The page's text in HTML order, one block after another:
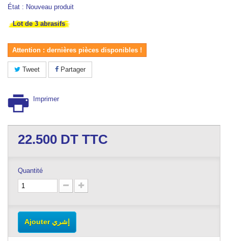
État : Nouveau produit
Lot de 3 abrasifs
Attention : dernières pièces disponibles !
Tweet Partager
Imprimer
22.500 DT TTC
Quantité
Ajouter إشري